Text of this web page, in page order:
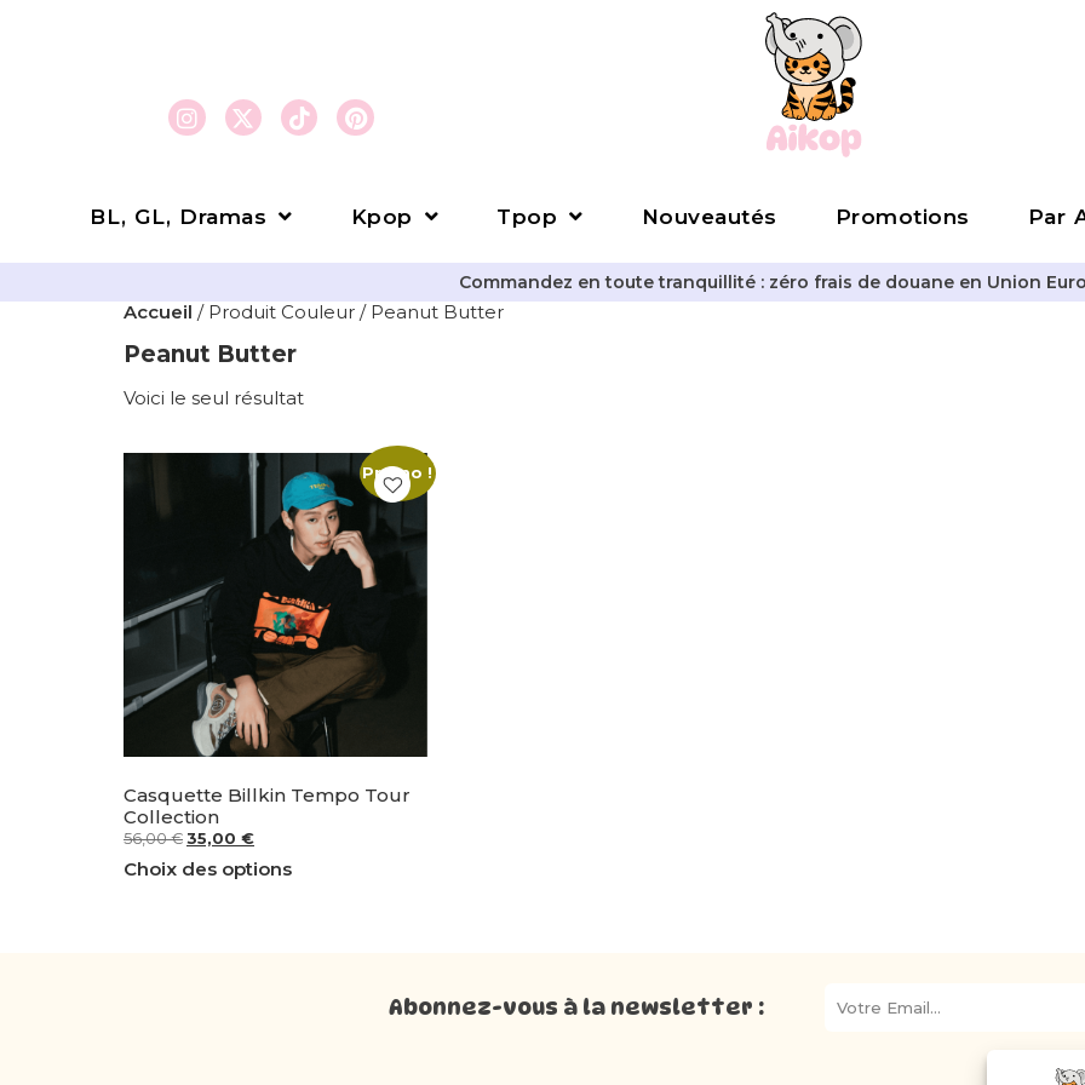
BL, GL, Dramas Kpop Tpop Nouveautés Promotions Par
Commandez en toute tranquillité : zéro frais de douane en Union
Accueil / Produit Couleur / Peanut Butter
Peanut Butter
Voici le seul résultat
Promo !
Casquette Billkin Tempo Tour
Collection
56,00€ 35,00 €
Choix des options
Abonnez-vous à la newsletter :